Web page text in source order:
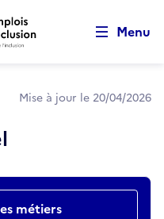
principal
Menu
Mise à jour le 20/04/2026
métiers